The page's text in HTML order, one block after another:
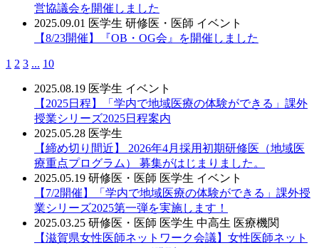
営協議会を開催しました
2025.09.01 医学生 研修医・医師 イベント
【8/23開催】『OB・OG会』を開催しました
1 2 3 ... 10
2025.08.19 医学生 イベント
【2025日程】「学内で地域医療の体験ができる」課外
授業シリーズ2025日程案内
2025.05.28 医学生
【締め切り間近】 2026年4月採用初期研修医（地域医
療重点プログラム） 募集がはじまりました。
2025.05.19 研修医・医師 医学生 イベント
【7/2開催】「学内で地域医療の体験ができる」課外授
業シリーズ2025第一弾を実施します！
2025.03.25 研修医・医師 医学生 中高生 医療機関
【滋賀県女性医師ネットワーク会議】女性医師ネット